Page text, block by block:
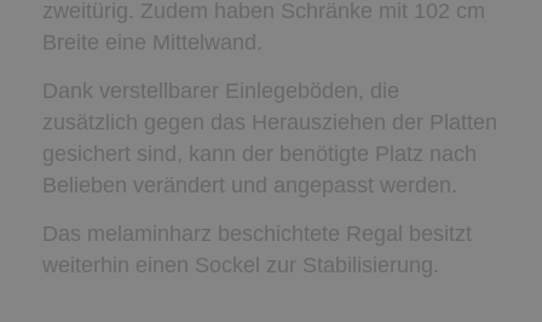
zweitürig. Zudem haben Schränke mit 102 cm
Breite eine Mittelwand.
Dank verstellbarer Einlegeböden, die
zusätzlich gegen das Herausziehen der Platten
gesichert sind, kann der benötigte Platz nach
Belieben verändert und angepasst werden.
Das melaminharz beschichtete Regal besitzt
weiterhin einen Sockel zur Stabilisierung.